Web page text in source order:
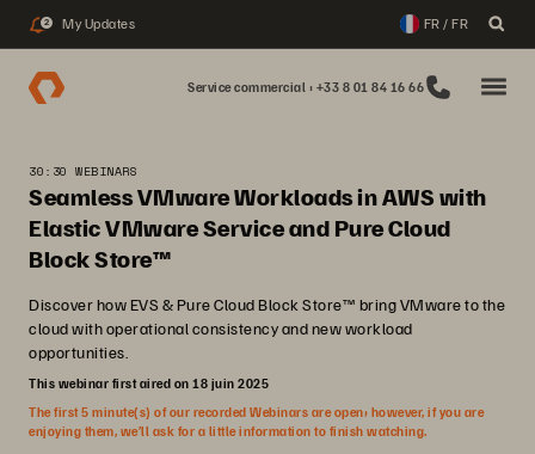
2 My Updates FR / FR
Service commercial : +33 8 01 84 16 66
30:30 WEBINARS
Seamless VMware Workloads in AWS with
Elastic VMware Service and Pure Cloud
Block Store™
Discover how EVS & Pure Cloud Block Store™ bring VMware to the
cloud with operational consistency and new workload
opportunities.
This webinar first aired on 18 juin 2025
The first 5 minute(s) of our recorded Webinars are open; however, if you are
enjoying them, we’ll ask for a little information to finish watching.